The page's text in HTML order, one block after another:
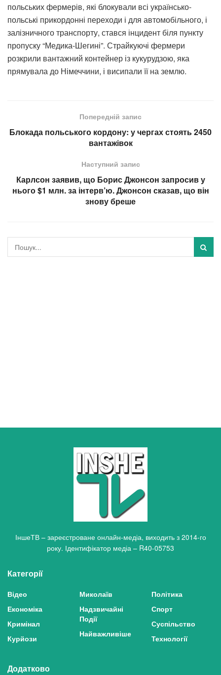
польських фермерів, які блокували всі українсько-
польські прикордонні переходи і для автомобільного, і
залізничного транспорту, стався інцидент біля пункту
пропуску “Медика-Шегині”. Страйкуючі фермери
розкрили вантажний контейнер із кукурудзою, яка
прямувала до Німеччини, і висипали її на землю.
Попередній запис
Блокада польського кордону: у чергах стоять 2450
вантажівок
Наступний запис
Карлсон заявив, що Борис Джонсон запросив у
нього $1 млн. за інтерв’ю. Джонсон сказав, що він
знову бреше
ІншеТВ – зареєстроване онлайн-медіа, виходить з 2014-го
року. Ідентифікатор медіа – R40-05753
Категорії
Відео
Економіка
Кримінал
Курйози
Миколаїв
Надзвичайні
Події
Найважливіше
Політика
Спорт
Суспільство
Технології
Додатково